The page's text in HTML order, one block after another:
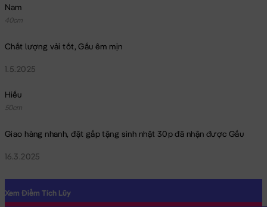
Nam
40cm
Chất lượng vải tốt, Gấu êm mịn
1.5.2025
Hiếu
50cm
Giao hàng nhanh, đặt gấp tặng sinh nhật 30p đã nhận được Gấu
16.3.2025
Xem Điểm Tích Lũy